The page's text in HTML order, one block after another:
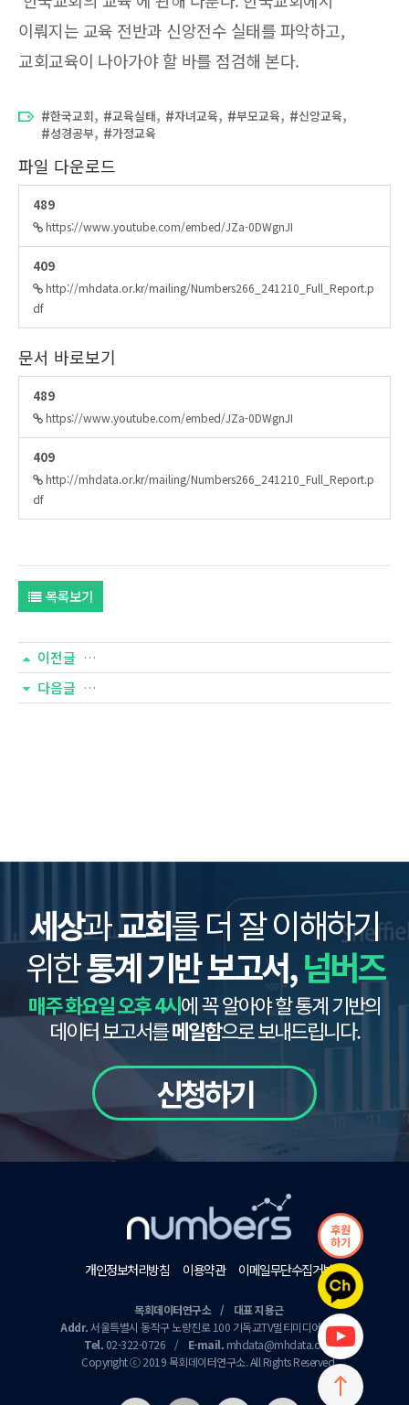
후원
하기
이뤄지는 교육 전반과 신앙전수 실태를 파악하고,
교회교육이 나아가야 할 바를 점검해 본다.
한국교회, 교육실태, 자녀교육, 부모교육, 신앙교육,
성경공부, 가정교육
파일 다운로드
489
https://www.youtube.com/embed/JZa-0DWgnJI
409
http://mhdata.or.kr/mailing/Numbers266_241210_Full_Report.p
df
문서 바로보기
489
https://www.youtube.com/embed/JZa-0DWgnJI
409
http://mhdata.or.kr/mailing/Numbers266_241210_Full_Report.p
df
목록보기
이전글 기독교인의 예배 실태 및 인식은?
다음글 노인들의 삶의 만족도에 가장 큰 영향을 미치는 것은?
세상과교회를 더 잘 이해하기
위한통계 기반 보고서,넘버즈
매주 화요일 오후 4시에 꼭 알아야 할 통계 기반의
데이터 보고서를메일함으로 보내드립니다.
신청하기
개인정보처리방침 이용약관 이메일무단수집거부
목회데이터연구소 / 대표 지용근
Addr.서울특별시 동작구 노량진로 100 기독교TV멀티미디어센터 9층
Tel. 02-322-0726 / E-mail. mhdata@mhdata.or.kr
Copyright ⓒ 2019 목회데이터연구소. All Rights Reserved.